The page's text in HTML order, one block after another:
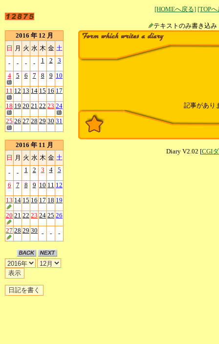
[HOMEへ戻る] [TOP
テキストのみ書
2016 年 12 月
日 月 火 水 木 金 土
- - - - 1 2 3
4 5 6 7 8 9 10
11 12 13 14 15 16 17
18 19 20 21 22 23 24
25 26 27 28 29 30 31
2016 年 11 月
日 月 火 水 木 金 土
- - 1 2 3 4 5
6 7 8 9 10 11 12
13 14 15 16 17 18 19
20 21 22 23 24 25 26
27 28 29 30 - - -
記事があり
Diary V2.02 [CGI